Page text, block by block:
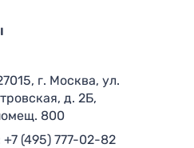
г. Москва, ул.
д. 2Б,
800
+7 (495) 777-02-82